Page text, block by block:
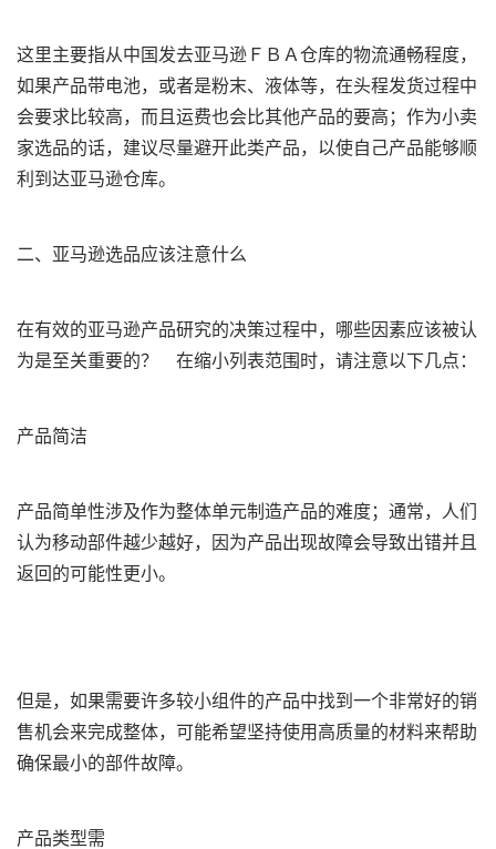
这里主要指从中国发去亚马逊ＦＢＡ仓库的物流通畅程度，
如果产品带电池，或者是粉末、液体等，在头程发货过程中
会要求比较高，而且运费也会比其他产品的要高；作为小卖
家选品的话，建议尽量避开此类产品，以使自己产品能够顺
利到达亚马逊仓库。
二、亚马逊选品应该注意什么
在有效的亚马逊产品研究的决策过程中，哪些因素应该被认
为是至关重要的？ 在缩小列表范围时，请注意以下几点：
产品简洁
产品简单性涉及作为整体单元制造产品的难度；通常，人们
认为移动部件越少越好，因为产品出现故障会导致出错并且
返回的可能性更小。
但是，如果需要许多较小组件的产品中找到一个非常好的销
售机会来完成整体，可能希望坚持使用高质量的材料来帮助
确保最小的部件故障。
产品类型需